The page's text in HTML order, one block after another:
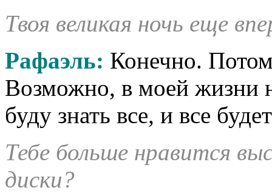
Твоя великая ночь еще
Рафаэль: Конечно.
Возможно, в моей жизни
буду знать все, и все
Тебе больше нравится
диски?